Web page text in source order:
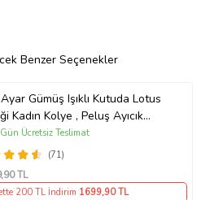
Benzer Seçenekler
Gümüş Işıklı Kutuda Lotus
Kadın Kolye , Peluş Ayıcık
Marteniçka Bileklik,
Fotoğraf Hediye
(71)
Ücretsiz Teslimat
,90 TL
200 TL İndirim 1699,90 TL